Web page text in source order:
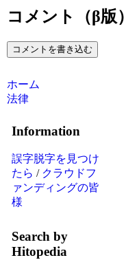
コメント（β版）
コメントを書き込む
ホーム
法律
Information
誤字脱字を見つけ
たら / クラウドフ
ァンディングの皆
様
Search by
Hitopedia